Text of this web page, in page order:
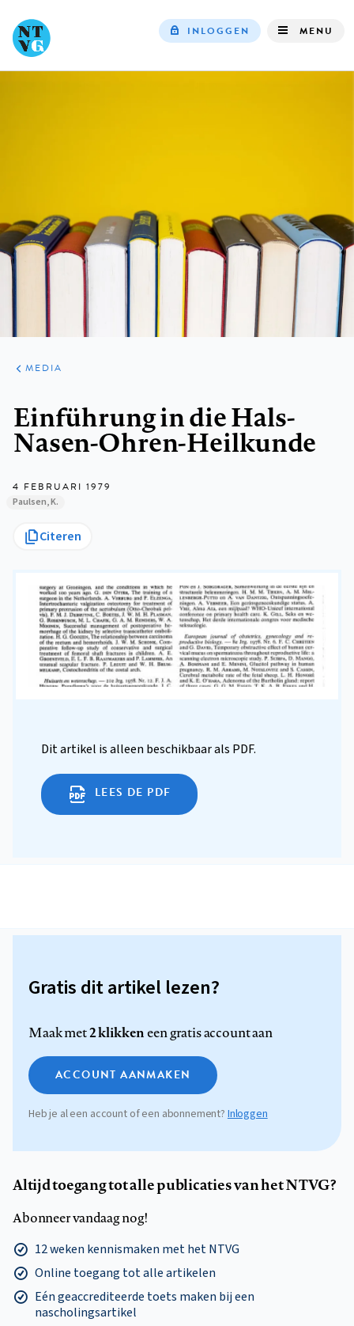
INLOGGEN MENU
ARTIKELEN
VARIA
MEDIA
Einführung in die Hals-
Nasen-Ohren-Heilkunde
4 FEBRUARI 1979
Paulsen, K.
Citeren
Dit artikel is alleen beschikbaar als PDF.
LEES DE PDF
Gratis dit artikel lezen?
Maak met2 klikkeneen gratis account aan
ACCOUNT AANMAKEN
Heb je al een account of een abonnement? Inloggen
Altijd toegang tot alle publicaties van het NTVG?
Abonneer vandaag nog!
12 weken kennismaken met het NTVG
Online toegang tot alle artikelen
Eén geaccrediteerde toets maken bij een
nascholingsartikel